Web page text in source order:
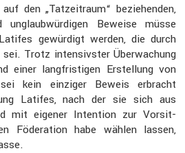
den „Tatzeit­raum“ bezie­henden,
unglaub­wür­digen Beweise müsse
gewür­digt werden, die durch
Trotz inten­sivster Überwa­chung
einer langfris­tigen Erstel­lung von
sei kein einziger Beweis erbracht
Latifes, nach der sie sich aus
mit eigener Inten­tion zur Vorsit­
Födera­tion habe wählen lassen,